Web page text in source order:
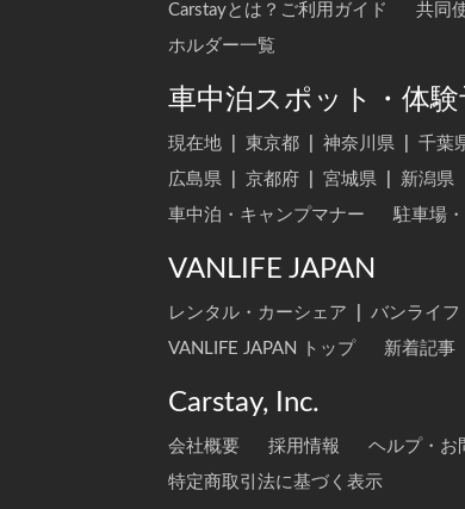
Carstayとは？ご利用ガイド
共同
ホルダー一覧
車中泊スポット・体験
現在地 東京都 神奈川県 千葉
広島県
京都府 宮城県 新潟県
車中泊・キャンプマナー
駐車場
VANLIFE JAPAN
レンタル・カーシェア バンライフ
VANLIFE JAPAN トップ
新着記事
Carstay, Inc.
会社概要 採用情報 ヘルプ・お
特定商取引法に基づく表示